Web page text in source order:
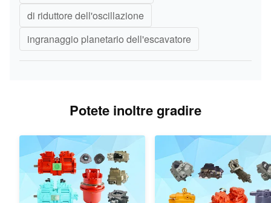
di riduttore dell'oscillazione
ingranaggio planetario dell'escavatore
Potete inoltre gradire